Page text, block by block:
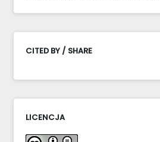
CITED BY / SHARE
LICENCJA